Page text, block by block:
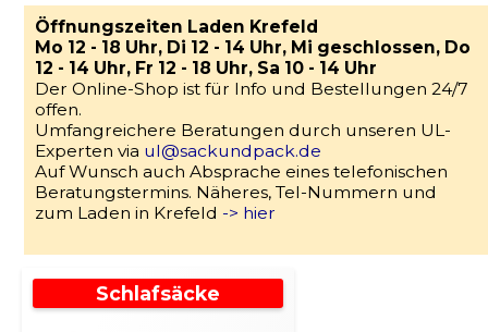
Öffnungszeiten Laden Krefeld
Mo 12 - 18 Uhr, Di 12 - 14 Uhr, Mi geschlossen, Do
12 - 14 Uhr, Fr 12 - 18 Uhr, Sa 10 - 14 Uhr
Der Online-Shop ist für Info und Bestellungen 24/7
offen.
Umfangreichere Beratungen durch unseren UL-
Experten via ul@sackundpack.de
Auf Wunsch auch Absprache eines telefonischen
Beratungstermins. Näheres, Tel-Nummern und
zum Laden in Krefeld -> hier
Schlafsäcke